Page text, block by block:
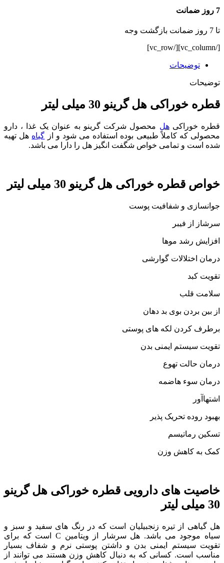
7 روز ضمانت
تا 7 روز ضمانت بازگشت وجه
[/vc_column][/vc_row]
توضیحات
توضیحات
قطره خوراکی هل گرینو 30 میلی لیتر
قطره خوراکیهل محصول شرکت گرینو به عنوان یک غذا ، دارو
محصولی که کاملاً طبیعی بوده استفاده می شود و از گیاه هل تهیه
شده است و تمامی خواص شگفت انگیز هل را دارا می باشد.
خواص قطره خوراکی هل گرینو 30 میلی لیتر
جوانسازی و شفافیت پوست
سرشاز از فیبر
افزایش رشد موها
درمان اختلالات گوارشی
تقویت کبد
سلامت قلب
از بین بردن بوی بد دهان
برطرف کردن لکه های پوستی
تقویت سیستم ایمنی بدن
درمان حالت تهوع
درمان سوء هاضمه
اشتهاآور
بهبود روده تحریک پذیر
تسکین رماتیسم
کمک به کاهش وزن
خاصیت های دارویی قطره خوراکی هل گرینو
30 میلی لیتر
هل گیاهی از تیره زنجبیلیان است که در رنگ های سفید و سبز و
سیاه موجود می باشد. هل سرشار از ویتامین C است که برای
تقویت سیستم ایمنی بدن و داشتن پوستی نرم و شفاف بسیار
مناسب است. کسانی که به دنبال کاهش وزن هستند می توانند از